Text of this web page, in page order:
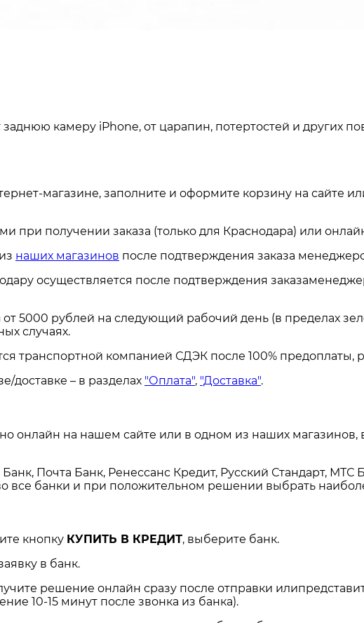
камеру iPhone, от царапин, потертостей и других
магазине, заполните и оформите корзину на сайте
при получении заказа (только для Краснодара) или
наших магазинов после подтверждения заказа
осуществляется после подтверждения
от 5000 рублей на следующий рабочий день (в пределах
случаях.
транспортной компанией СДЭК после 100% предоплаты,
доставке – в разделах "Оплата", "Доставка".
онлайн на нашем сайте или в одном из наших магазинов,
Почта Банк, Ренессанс Кредит, Русский Стандарт,
все банки и при положительном решении выбрать
кнопку КУПИТЬ В КРЕДИТ, выберите банк.
в банк.
решение онлайн сразу после отправки
10-15 минут после звонка из банка).